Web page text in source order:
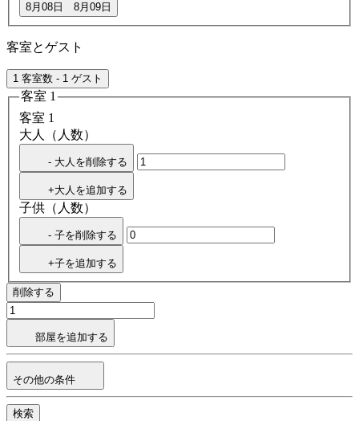
8月08日 8月09日
客室とゲスト
1 客室数 - 1 ゲスト
客室 1
客室 1
大人（人数）
- 大人を削除する
+大人を追加する
子供（人数）
- 子を削除する
+子を追加する
削除する
部屋を追加する
その他の条件
検索